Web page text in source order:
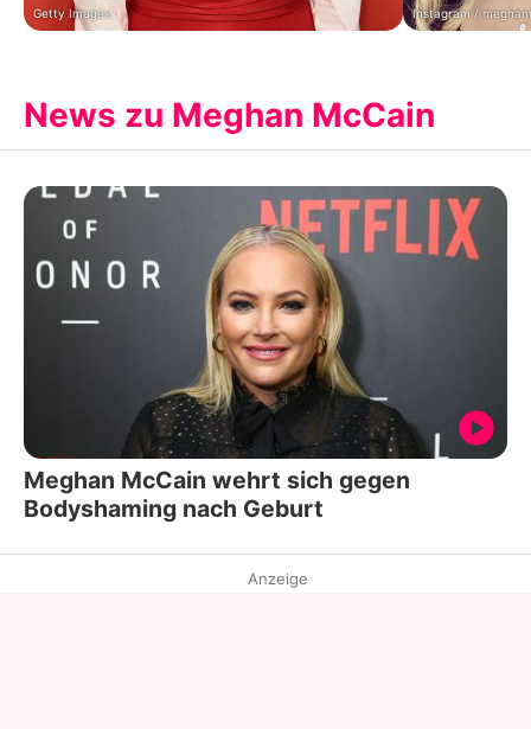
Getty Images Instagram /
News zu Meghan McCain
Meghan McCain wehrt sich gegen
Bodyshaming nach Geburt
Anzeige